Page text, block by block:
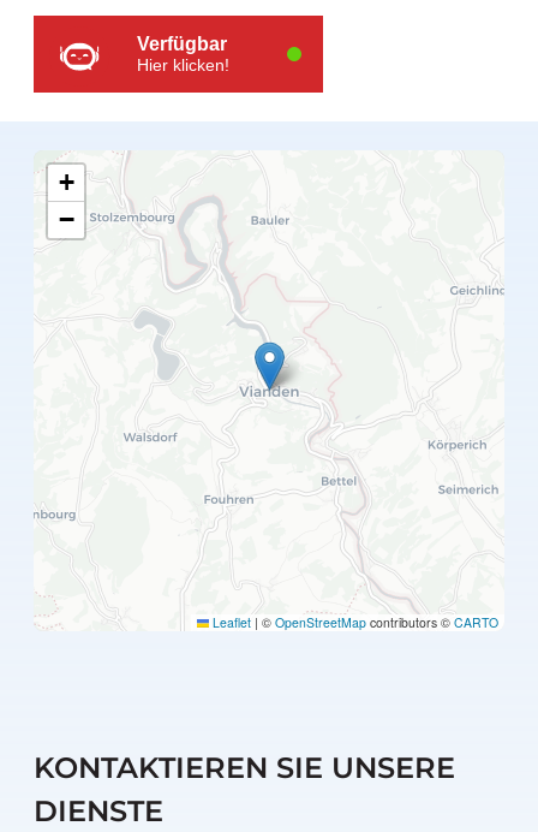
Verfügbar
Hier klicken!
+
−
Leaflet | © OpenStreetMap contributors © CARTO
KONTAKTIEREN SIE UNSERE
DIENSTE